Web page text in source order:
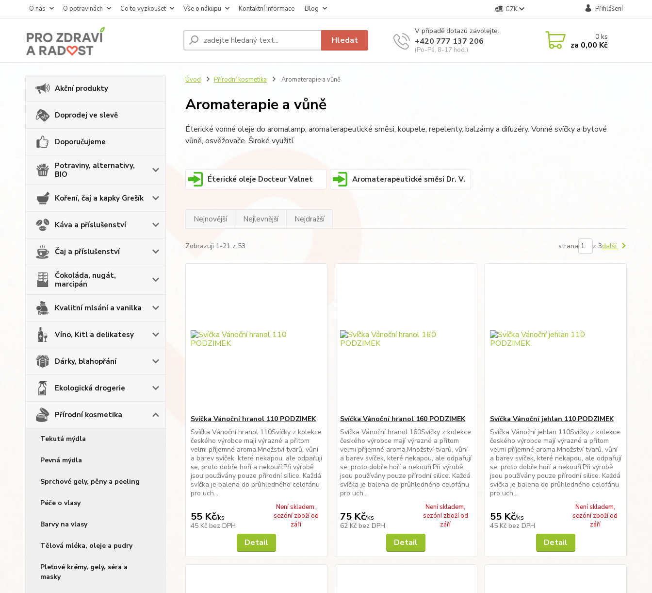
O nás O potravinách Co to vyzkoušet Vše o nákupu Kontaktní informace Blog CZK Přihlášení
Hledat
V případě dotazů zavolejte.
+420 777 137 206
(Po-Pá, 8-17 hod.)
0ks
za 0,00 Kč
Akční produkty
Doprodej ve slevě
Doporučujeme
Potraviny, alternativy,
BIO
Koření, čaj a kapky Grešík
Káva a příslušenství
Čaj a příslušenství
Čokoláda, nugát,
marcipán
Kvalitní mlsání a vanilka
Víno, Kitl a delikatesy
Dárky, blahopřání
Ekologická drogerie
Přírodní kosmetika
Tekutá mýdla
Pevná mýdla
Sprchové gely, pěny a peeling
Péče o vlasy
Barvy na vlasy
Tělová mléka, oleje a pudry
Pleťové krémy, gely, séra a
masky
Úvod Přírodní kosmetika Aromaterapie a vůně
Aromaterapie a vůně
Éterické vonné oleje do aromalamp, aromaterapeutické směsi, koupele, repelenty, balzámy a difuzéry. Vonné svíčky a bytové
vůně, osvěžovače. Široké využití.
Éterické oleje Docteur Valnet Aromaterapeutické směsi Dr. V.
Nejnovější Nejlevnější Nejdražší
Zobrazuji 1-21 z 53 strana z 3další
Svíčka Vánoční hranol 110 PODZIMEK
Svíčka Vánoční hranol 110Svíčky z kolekce
českého výrobce mají výrazné a přitom
velmi příjemné aroma.Množství tvarů, vůní
a barev svíček, které nekapou, ale odpařují
se, proto dobře hoří a nekouří.Při výrobě
jsou používány pouze přírodní silice. Každá
svíčka je balena do průhledného celofánu
pro uch...
55 Kč/ks
45 Kč bez DPH
Není skladem,
sezóní zboží od
září
Detail
Svíčka Vánoční hranol 160 PODZIMEK
Svíčka Vánoční hranol 160Svíčky z kolekce
českého výrobce mají výrazné a přitom
velmi příjemné aroma.Množství tvarů, vůní
a barev svíček, které nekapou, ale odpařují
se, proto dobře hoří a nekouří.Při výrobě
jsou používány pouze přírodní silice. Každá
svíčka je balena do průhledného celofánu
pro uch...
75 Kč/ks
62 Kč bez DPH
Není skladem,
sezóní zboží od
září
Detail
Svíčka Vánoční jehlan 110 PODZIMEK
Svíčka Vánoční jehlan 110Svíčky z kolekce
českého výrobce mají výrazné a přitom
velmi příjemné aroma.Množství tvarů, vůní
a barev svíček, které nekapou, ale odpařují
se, proto dobře hoří a nekouří.Při výrobě
jsou používány pouze přírodní silice. Každá
svíčka je balena do průhledného celofánu
pro uch...
55 Kč/ks
45 Kč bez DPH
Není skladem,
sezóní zboží od
září
Detail